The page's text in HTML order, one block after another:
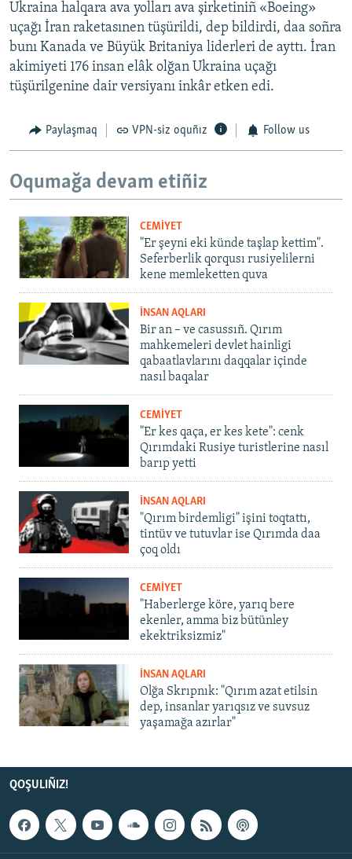
Ukraina halqara ava yolları ava şirketiniñ «Boeing»
uçağı İran raketasınen tüşürildi, dep bildirdi, daa soñra
bunı Kanada ve Büyük Britaniya liderleri de ayttı. İran
akimiyeti 176 insan elâk olğan Ukraina uçağı
tüşürilgenine dair versiyanı inkâr etken edi.
Paylaşmaq VPN-siz oquñız Follow us
Oqumağa devam etiñiz
CEMİYET
"Er şeyni eki künde taşlap kettim".
Seferberlik qorqusı rusiyelilerni
kene memleketten quva
İNSAN AQLARI
Bir an – ve casussıñ. Qırım
mahkemeleri devlet hainligi
qabaatlavlarını daqqalar içinde
nasıl baqalar
CEMİYET
"Er kes qaça, er kes kete": cenk
Qırımdaki Rusiye turistlerine nasıl
barıp yetti
İNSAN AQLARI
"Qırım birdemligi" işini toqtattı,
tintüv ve tutuvlar ise Qırımda daa
çoq oldı
CEMİYET
"Haberlerge köre, yarıq bere
ekenler, amma biz bütünley
ekektriksizmiz"
İNSAN AQLARI
Olğa Skrıpnık: "Qırım azat etilsin
dep, insanlar yarıqsız ve suvsuz
yaşamağa azırlar"
QOŞULIÑIZ!